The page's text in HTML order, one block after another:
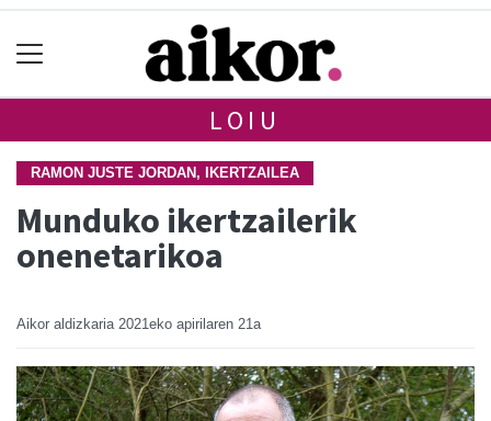
LOIU
RAMON JUSTE JORDAN, IKERTZAILEA
Munduko ikertzailerik
onenetarikoa
Aikor aldizkaria 2021eko apirilaren 21a